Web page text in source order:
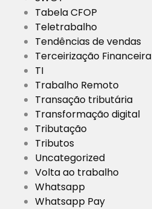
Tabela CFOP
Teletrabalho
Tendências de vendas
Terceirização Financeira
TI
Trabalho Remoto
Transação tributária
Transformação digital
Tributação
Tributos
Uncategorized
Volta ao trabalho
Whatsapp
Whatsapp Pay